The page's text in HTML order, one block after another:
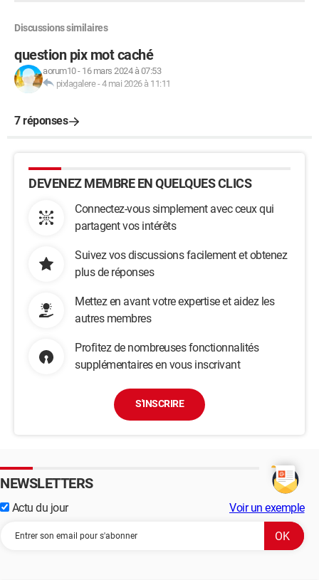
Discussions similaires
question pix mot caché
aorum10- 16 mars 2024 à 07:53
pixlagalere-4 mai 2026 à 11:11
7 réponses
DEVENEZ MEMBRE EN QUELQUES CLICS
Connectez-vous simplement avec ceux qui
partagent vos intérêts
Suivez vos discussions facilement et obtenez
plus de réponses
Mettez en avant votre expertise et aidez les
autres membres
Profitez de nombreuses fonctionnalités
supplémentaires en vous inscrivant
S'INSCRIRE
NEWSLETTERS
Actu du jour Voir un exemple